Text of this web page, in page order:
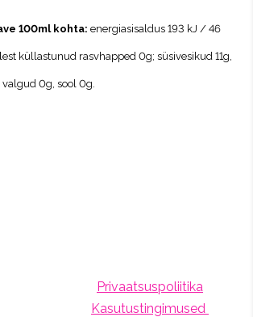
100ml kohta: energiasisaldus 193 kJ / 46
küllastunud rasvhapped 0g; süsivesikud 11g,
0g, sool 0g.
Privaatsuspoliitika
Kasutustingimused